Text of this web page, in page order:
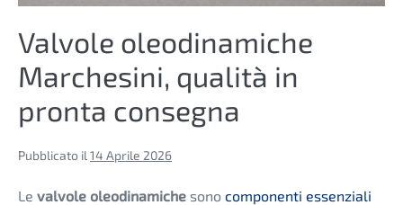
Valvole oleodinamiche
Marchesini, qualità in
pronta consegna
Pubblicato il 14 Aprile 2026
Le valvole oleodinamiche sono componenti essenziali